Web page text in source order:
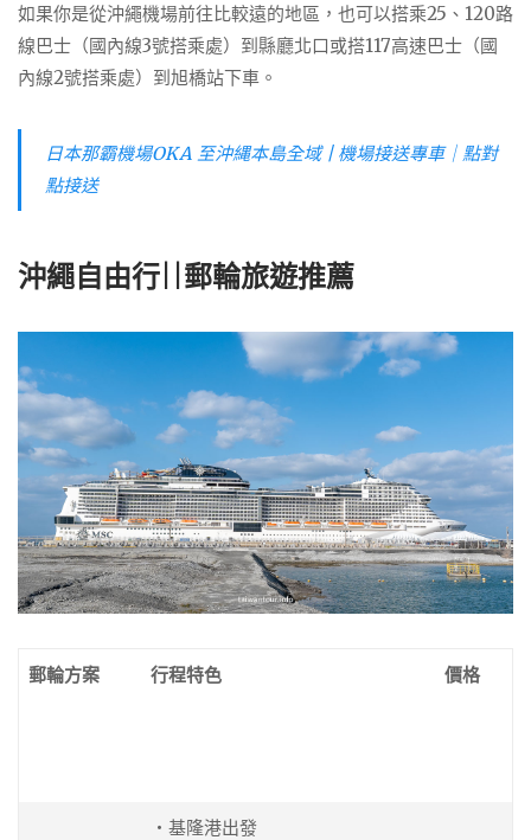
如果你是從沖繩機場前往比較遠的地區，也可以搭乘25、120路
線巴士（國內線3號搭乘處）到縣廳北口或搭117高速巴士（國
內線2號搭乘處）到旭橋站下車。
日本那霸機場OKA 至沖縄本島全域 | 機場接送專車｜點對
點接送
沖繩自由行|| 郵輪旅遊推薦
郵輪方案 行程特色 價格
・基隆港出發